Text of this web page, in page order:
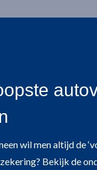
wil men altijd de
Bekijk de